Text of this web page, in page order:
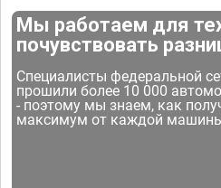
Мы работаем для
почувствовать
Специалисты федеральной
прошили более 10 000
- поэтому мы знаем, как
максимум от каждой